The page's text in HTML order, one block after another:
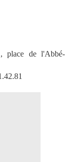
place de l'Abbé-